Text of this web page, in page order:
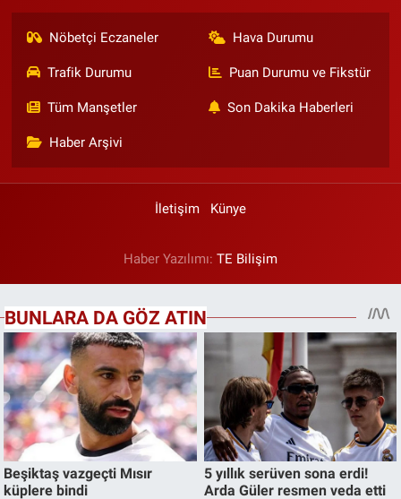
Nöbetçi Eczaneler Hava Durumu
Trafik Durumu Puan Durumu ve Fikstür
Tüm Manşetler Son Dakika Haberleri
Haber Arşivi
İletişim Künye
Haber Yazılımı: TE Bilişim